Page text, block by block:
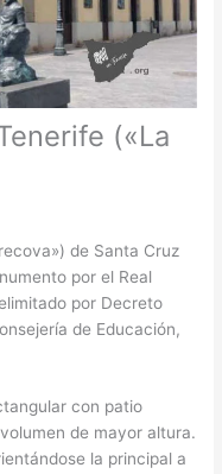
(«La
de Santa Cruz
por el Real
por Decreto
de Educación,
con patio
de mayor altura.
la principal a